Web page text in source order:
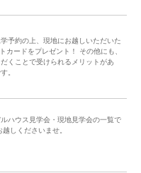
予約の上、現地にお越しいただいた
カードをプレゼント！ その他にも、
くことで受けられるメリットがあ
。
ハウス見学会・現地見学会の一覧で
しくださいませ。